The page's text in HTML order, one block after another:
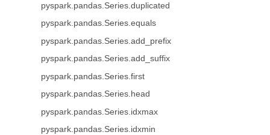
pyspark.pandas.Series.duplicated
pyspark.pandas.Series.equals
pyspark.pandas.Series.add_prefix
pyspark.pandas.Series.add_suffix
pyspark.pandas.Series.first
pyspark.pandas.Series.head
pyspark.pandas.Series.idxmax
pyspark.pandas.Series.idxmin